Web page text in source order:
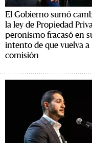
El Gobierno sumó
la ley de Propiedad
peronismo fracasó en
intento de que vuelva a
comisión